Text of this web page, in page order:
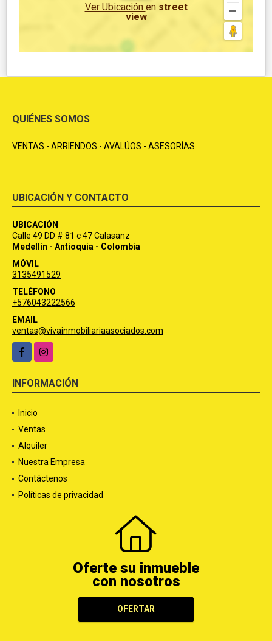
Ver Ubicación en street
view
QUIÉNES SOMOS
VENTAS - ARRIENDOS - AVALÚOS - ASESORÍAS
UBICACIÓN Y CONTACTO
UBICACIÓN
Calle 49 DD # 81 c 47 Calasanz
Medellín - Antioquia - Colombia
MÓVIL
3135491529
TELÉFONO
+576043222566
EMAIL
ventas@vivainmobiliariaasociados.com
FacebookInstagram
INFORMACIÓN
Inicio
Ventas
Alquiler
Nuestra Empresa
Contáctenos
Políticas de privacidad
Oferte su inmueble
con nosotros
OFERTAR